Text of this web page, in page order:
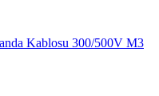
Kablosu 300/500V M3